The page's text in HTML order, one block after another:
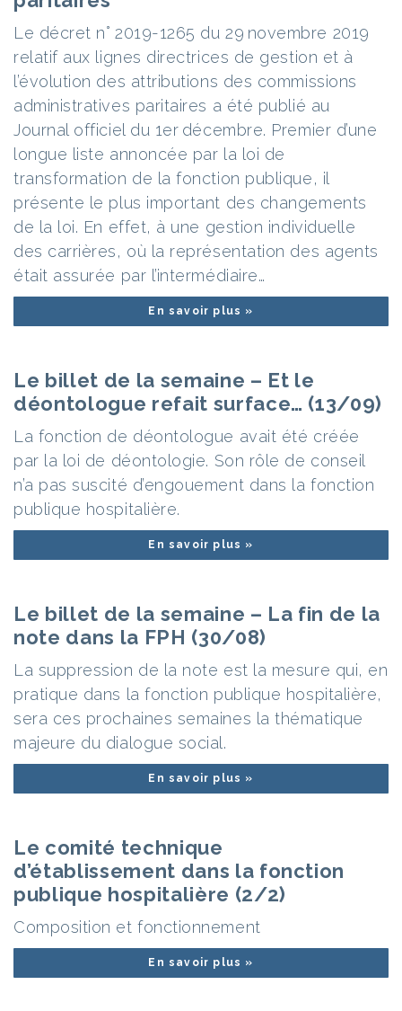
Le décret n° 2019-1265 du 29 novembre 2019
relatif aux lignes directrices de gestion et à
l’évolution des attributions des commissions
administratives paritaires a été publié au
Journal officiel du 1er décembre. Premier d’une
longue liste annoncée par la loi de
transformation de la fonction publique, il
présente le plus important des changements
de la loi. En effet, à une gestion individuelle
des carrières, où la représentation des agents
était assurée par l’intermédiaire…
En savoir plus »
Le billet de la semaine – Et le
déontologue refait surface… (13/09)
La fonction de déontologue avait été créée
par la loi de déontologie. Son rôle de conseil
n’a pas suscité d’engouement dans la fonction
publique hospitalière.
En savoir plus »
Le billet de la semaine – La fin de la
note dans la FPH (30/08)
La suppression de la note est la mesure qui, en
pratique dans la fonction publique hospitalière,
sera ces prochaines semaines la thématique
majeure du dialogue social.
En savoir plus »
Le comité technique
d’établissement dans la fonction
publique hospitalière (2/2)
Composition et fonctionnement
En savoir plus »